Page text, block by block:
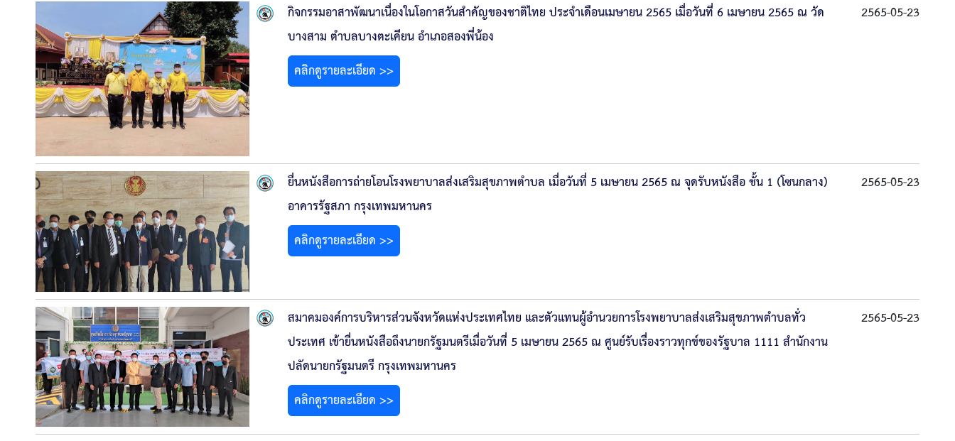
กิจกรรมอาสาพัฒนาเนื่องในโอกาสวันสำคัญของชาติไทย ประจำเดือนเมษายน 2565 เมื่อวันที่ 6 เมษายน 2565 ณ วัด
บางสาม ตำบลบางตะเคียน อำเภอสองพี่น้อง
คลิกดูรายละเอียด >>
2565-05-23
ยื่นหนังสือการถ่ายโอนโรงพยาบาลส่งเสริมสุขภาพตำบล เมื่อวันที่ 5 เมษายน 2565 ณ จุดรับหนังสือ ชั้น 1 (โซนกลาง)
อาคารรัฐสภา กรุงเทพมหานคร
คลิกดูรายละเอียด >>
2565-05-23
สมาคมองค์การบริหารส่วนจังหวัดแห่งประเทศไทย และตัวแทนผู้อำนวยการโรงพยาบาลส่งเสริมสุขภาพตำบลทั่ว
ประเทศ เข้ายื่นหนังสือถึงนายกรัฐมนตรีเมื่อวันที่ 5 เมษายน 2565 ณ ศูนย์รับเรื่องราวทุกข์ของรัฐบาล 1111 สำนักงาน
ปลัดนายกรัฐมนตรี กรุงเทพมหานคร
คลิกดูรายละเอียด >>
2565-05-23